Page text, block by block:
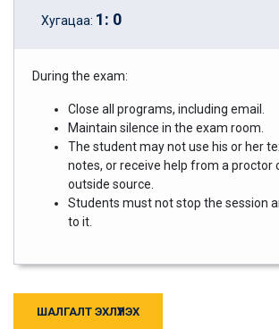
Хугацаа: 1: 0
During the exam:
Close all programs, including email.
Maintain silence in the exam room.
The student may not use his or her
notes, or receive help from a proctor
outside source.
Students must not stop the session
to it.
ШАЛГАЛТ ЭХЛҮҮЛЭХ